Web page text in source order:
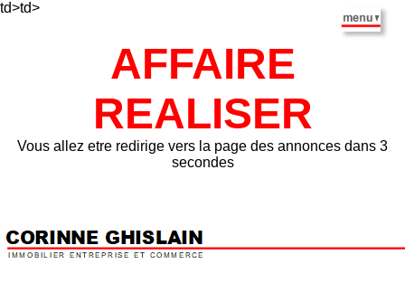
td>td>
AFFAIRE
REALISER
Vous allez etre redirige vers la page des annonces dans 3
secondes